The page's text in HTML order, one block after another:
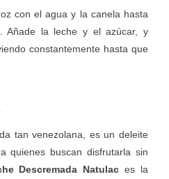
con el agua y la canela hasta
Añade la leche y el azúcar, y
constantemente hasta que
tan venezolana, es un deleite
quienes buscan disfrutarla sin
Descremada Natulac es la